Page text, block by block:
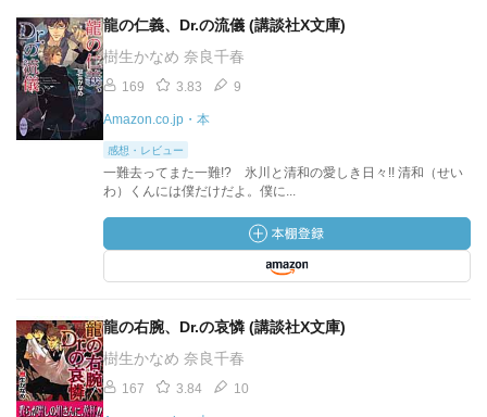
龍の仁義、Dr.の流儀 (講談社X文庫)
樹生かなめ 奈良千春
169 3.83 9
Amazon.co.jp・本
感想・レビュー
一難去ってまた一難!? 氷川と清和の愛しき日々!! 清和（せい
わ）くんには僕だけだよ。僕に...
龍の右腕、Dr.の哀憐 (講談社X文庫)
樹生かなめ 奈良千春
167 3.84 10